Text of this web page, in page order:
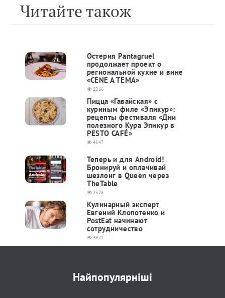
Читайте також
Остерия Pantagruel
продолжает проект о
региональной кухне и вине
«CENE A TEMA»
2266
Пицца «Гавайская» с
куриным филе «Эпикур»:
рецепты фестиваля «Дни
полезного Кура Эпикур в
PESTO CAFÉ»
4547
Теперь и для Android!
Бронируй и оплачивай
шезлонг в Queen через
TheTable
2326
Кулинарный эксперт
Евгений Клопотенко и
PostEat начинают
сотрудничество
3971
Найпопулярніші